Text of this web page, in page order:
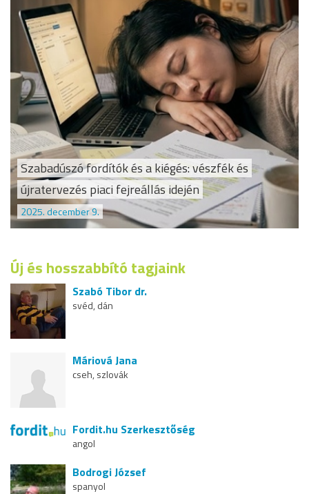
Szabadúszó fordítók és a kiégés: vészfék és
újratervezés piaci fejreállás idején
2025. december 9.
Új és hosszabbító tagjaink
Szabó Tibor dr.
svéd, dán
Máriová Jana
cseh, szlovák
Fordit.hu Szerkesztőség
angol
Bodrogi József
spanyol